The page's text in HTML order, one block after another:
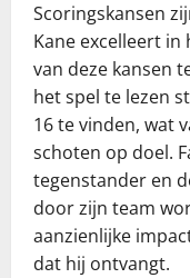
Scoringskansen
Kane excelleert
van deze kansen
het spel te lezen
16 te vinden, wat
schoten op doel.
tegenstander en
door zijn team
aanzienlijke
dat hij ontvangt.